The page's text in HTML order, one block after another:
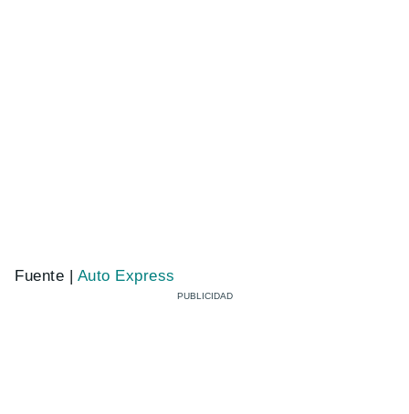
Fuente | Auto Express